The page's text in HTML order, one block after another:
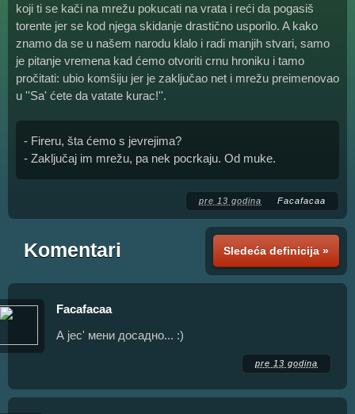
koji ti se kači na mrežu pokucati na vrata i reći da pogasiš
torente jer se kod njega skidanje drastično usporilo. A kako
znamo da se u našem narodu klalo i radi manjih stvari, samo
je pitanje vremena kad ćemo otvoriti crnu hroniku i tamo
pročitati: ubio komšiju jer je zaključao net i mrežu preimenovao
u ''Sa' ćete da vatate kurac!''.
- Fireru, šta ćemo s jevrejima?
- Zaključaj im mrežu, pa nek pocrkaju. Od muke.
pre 13 godina Facafacaa
Sledeća definicija »
Komentari
Facafacaa
А јес' мени досадно... :)
pre 13 godina